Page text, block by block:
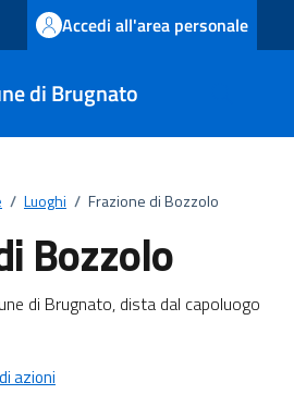
Accedi all'area personale
di Brugnato
/ Luoghi / Frazione di Bozzolo
Bozzolo
di Brugnato, dista dal capoluogo
azioni